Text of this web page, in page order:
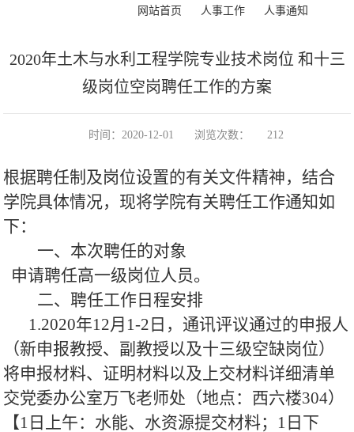
网站首页 人事工作 人事通知
2020年土木与水利工程学院专业技术岗位 和十三
级岗位空岗聘任工作的方案
时间：2020-12-01 浏览次数： 212
根据聘任制及岗位设置的有关文件精神，结合
学院具体情况，现将学院有关聘任工作通知如
下：
一、本次聘任的对象
申请聘任高一级岗位人员。
二、聘任工作日程安排
1.2020年12月1-2日，通讯评议通过的申报人
（新申报教授、副教授以及十三级空缺岗位）
将申报材料、证明材料以及上交材料详细清单
交党委办公室万飞老师处（地点：西六楼304）
【1日上午：水能、水资源提交材料；1日下